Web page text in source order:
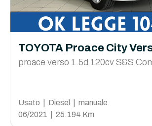
TOYOTA Proace City
proace verso 1.5d 120cv S&S
Usato | Diesel | manuale
06/2021 | 25.194 Km